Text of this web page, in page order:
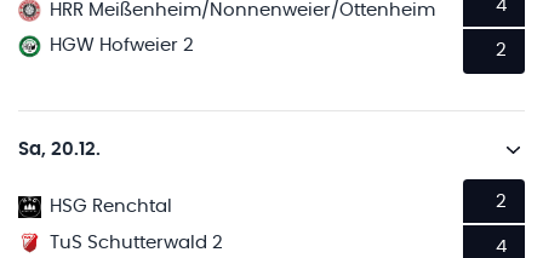
HRR Meißenheim/Nonnenweier/Ottenheim
HGW Hofweier 2
4
2
Sa, 20.12.
HSG Renchtal
TuS Schutterwald 2
2
4